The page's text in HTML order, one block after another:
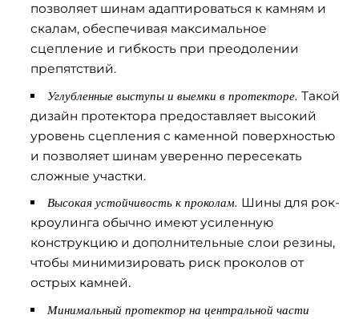
позволяет шинам адаптироваться к камням и
скалам, обеспечивая максимальное
сцепление и гибкость при преодолении
препятствий.
Углубленные выступы и выемки в протекторе. Такой
дизайн протектора предоставляет высокий
уровень сцепления с каменной поверхностью
и позволяет шинам уверенно пересекать
сложные участки.
Высокая устойчивость к проколам. Шины для рок-
кроулинга обычно имеют усиленную
конструкцию и дополнительные слои резины,
чтобы минимизировать риск проколов от
острых камней.
Минимальный протектор на центральной части